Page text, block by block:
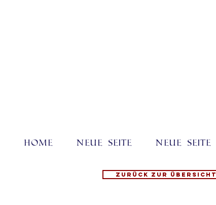
Home Neue Seite Neue Seite
Zurück zur Übersicht